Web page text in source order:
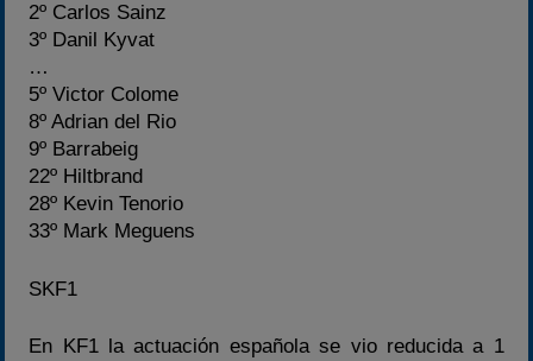
2º Carlos Sainz
3º Danil Kyvat
…
5º Victor Colome
8º Adrian del Rio
9º Barrabeig
22º Hiltbrand
28º Kevin Tenorio
33º Mark Meguens
SKF1
En KF1 la actuación española se vio reducida a 1